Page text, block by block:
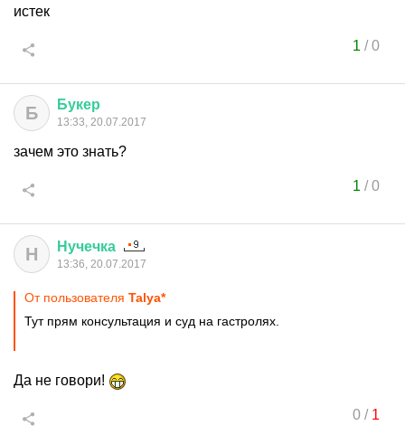
истек
1 /0
Б Букер
13:33, 20.07.2017
зачем это знать?
1 /0
Н Нучечка
13:36, 20.07.2017
От пользователя Talya*
Тут прям консультация и суд на гастролях.
Да не говори!
0/ 1